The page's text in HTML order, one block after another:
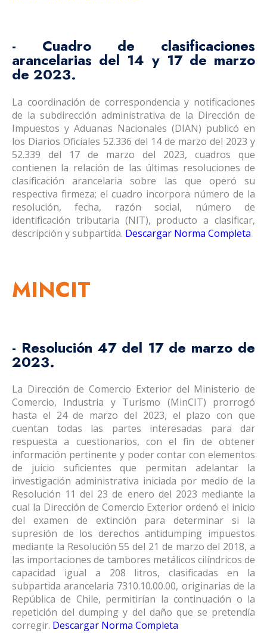
- Cuadro de clasificaciones
arancelarias del 14 y 17 de marzo
de 2023.
La coordinación de correspondencia y notificaciones
de la subdirección administrativa de la Dirección de
Impuestos y Aduanas Nacionales (DIAN) publicó en
los Diarios Oficiales 52.336 del 14 de marzo del 2023 y
52.339 del 17 de marzo del 2023, cuadros que
contienen la relación de las últimas resoluciones de
clasificación arancelaria sobre las que operó su
respectiva firmeza; el cuadro incorpora número de la
resolución, fecha, razón social, número de
identificación tributaria (NIT), producto a clasificar,
descripción y subpartida. Descargar Norma Completa
MINCIT
- Resolución 47 del 17 de marzo de
2023.
La Dirección de Comercio Exterior del Ministerio de
Comercio, Industria y Turismo (MinCIT) prorrogó
hasta el 24 de marzo del 2023, el plazo con que
cuentan todas las partes interesadas para dar
respuesta a cuestionarios, con el fin de obtener
información pertinente y poder contar con elementos
de juicio suficientes que permitan adelantar la
investigación administrativa iniciada por medio de la
Resolución 11 del 23 de enero del 2023 mediante la
cual la Dirección de Comercio Exterior ordenó el inicio
del examen de extinción para determinar si la
supresión de los derechos antidumping impuestos
mediante la Resolución 55 del 21 de marzo del 2018, a
las importaciones de tambores metálicos cilíndricos de
capacidad igual a 208 litros, clasificadas en la
subpartida arancelaria 7310.10.00.00, originarias de la
República de Chile, permitirían la continuación o la
repetición del dumping y del daño que se pretendía
corregir. Descargar Norma Completa